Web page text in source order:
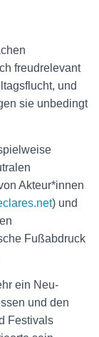
freudrelevant
und
sie unbedingt
Akteur*innen
) und
Fußabdruck
ein Neu-
und den
Festivals